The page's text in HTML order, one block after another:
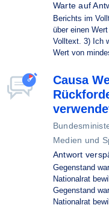
Warte auf
Berichts im
über einen
Volltext. 3) Ich
Wert von
Causa
Medien und
Antwort
Gegenstand
Nationalrat
Gegenstand
Nationalrat